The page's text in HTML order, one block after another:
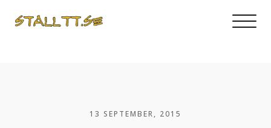
13 SEPTEMBER, 2015